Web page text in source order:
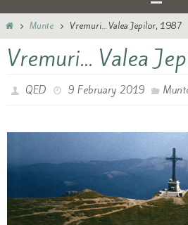
HomeMunte Vremuri… Valea Jepilor, 1987
Vremuri… Valea
QED 9 February 2019